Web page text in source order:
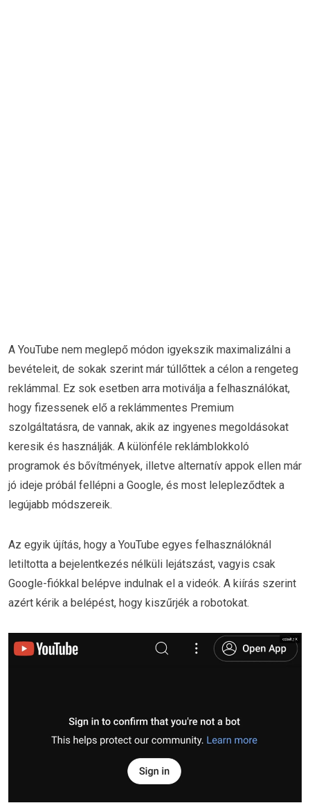
A YouTube nem meglepő módon igyekszik maximalizálni a
bevételeit, de sokak szerint már túllőttek a célon a rengeteg
reklámmal. Ez sok esetben arra motiválja a felhasználókat,
hogy fizessenek elő a reklámmentes Premium
szolgáltatásra, de vannak, akik az ingyenes megoldásokat
keresik és használják. A különféle reklámblokkoló
programok és bővítmények, illetve alternatív appok ellen már
jó ideje próbál fellépni a Google, és most lelepleződtek a
legújabb módszereik.
Az egyik újítás, hogy a YouTube egyes felhasználóknál
letiltotta a bejelentkezés nélküli lejátszást, vagyis csak
Google-fiókkal belépve indulnak el a videók. A kiírás szerint
azért kérik a belépést, hogy kiszűrjék a robotokat.